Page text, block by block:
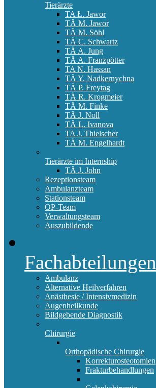
Tierärzte
TA Ł. Jawor
TÄ M. Jawor
TÄ M. Söhl
TÄ C. Schwartz
TÄ A. Jung
TÄ A. Franzpötter
TA N. Hassan
TÄ Y. Nadkernychna
TÄ P. Freytag
TÄ R. Krogmeier
TÄ M. Finke
TÄ J. Noll
TÄ L. Ivanova
TA J. Thielscher
TÄ M. Engelhardt
Tierärzte im Internship
TÄ J. John
Rezeptionsteam
Ambulanzteam
Stationsteam
OP-Team
Verwaltungsteam
Auszubildende
Fachabteilungen
Ambulanz
Alternative Heilverfahren
Anästhesie / Intensivmedizin
Augenheilkunde
Bildgebende Diagnostik
Chirurgie
Orthopädische Chirurgie
Korrekturosteotomien
Frakturbehandlungen